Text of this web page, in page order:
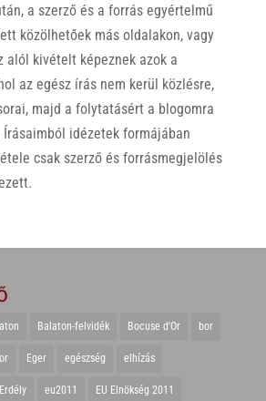
a szerző és a forrás egyértelmű
közölhetőek más oldalakon, vagy
alól kivételt képeznek azok a
az egész írás nem kerül közlésre,
majd a folytatásért a blogomra
idézetek formájában
csak szerző és forrásmegjelölés
Balaton-felvidék Bocuse d'Or bor
Eger egészség elhízás
Erdély eu2011 EU Elnökség 2011